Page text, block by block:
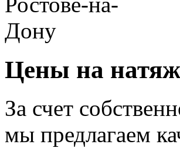
Цены на
За счет
мы предлагаем